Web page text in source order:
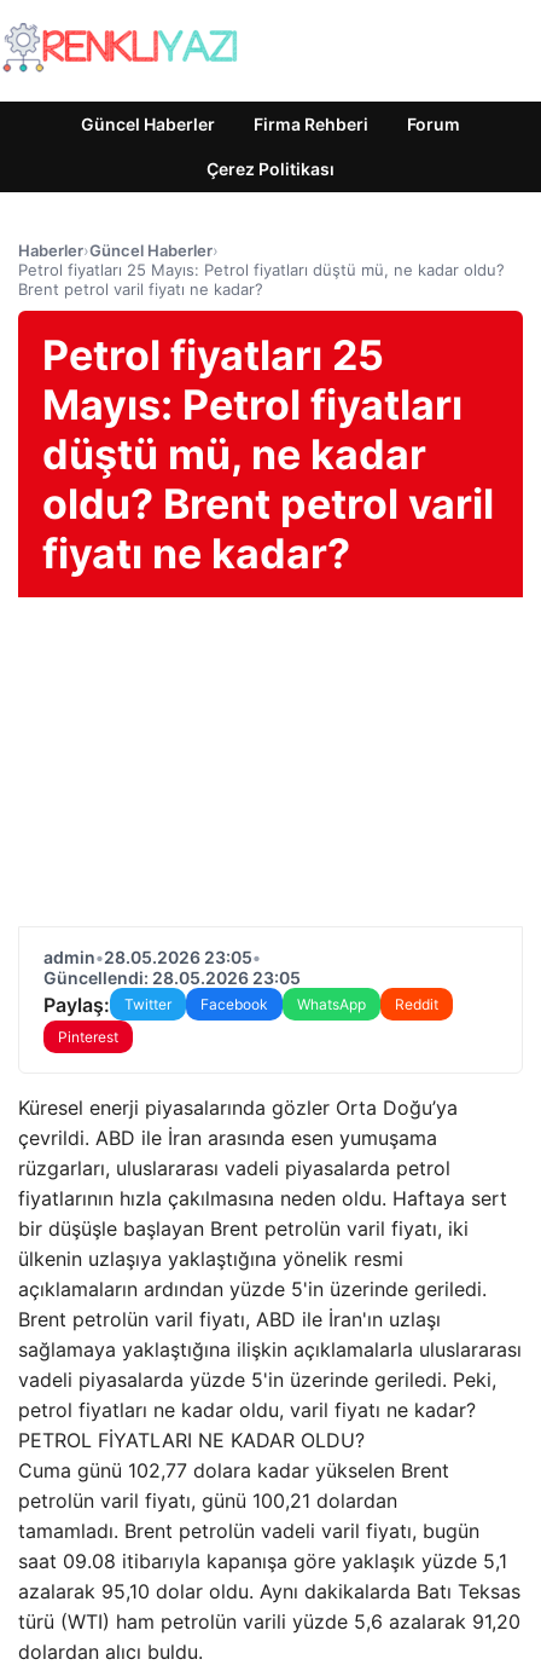
Güncel Haberler Firma Rehberi Forum
Çerez Politikası
Haberler›Güncel Haberler›
Petrol fiyatları 25 Mayıs: Petrol fiyatları düştü mü, ne kadar oldu?
Brent petrol varil fiyatı ne kadar?
Petrol fiyatları 25
Mayıs: Petrol fiyatları
düştü mü, ne kadar
oldu? Brent petrol varil
fiyatı ne kadar?
admin•28.05.2026 23:05•
Güncellendi: 28.05.2026 23:05
Paylaş: Twitter Facebook WhatsApp
Reddit
Pinterest
Küresel enerji piyasalarında gözler Orta Doğu’ya
çevrildi. ABD ile İran arasında esen yumuşama
rüzgarları, uluslararası vadeli piyasalarda petrol
fiyatlarının hızla çakılmasına neden oldu. Haftaya sert
bir düşüşle başlayan Brent petrolün varil fiyatı, iki
ülkenin uzlaşıya yaklaştığına yönelik resmi
açıklamaların ardından yüzde 5'in üzerinde geriledi.
Brent petrolün varil fiyatı, ABD ile İran'ın uzlaşı
sağlamaya yaklaştığına ilişkin açıklamalarla uluslararası
vadeli piyasalarda yüzde 5'in üzerinde geriledi. Peki,
petrol fiyatları ne kadar oldu, varil fiyatı ne kadar?
PETROL FİYATLARI NE KADAR OLDU?
Cuma günü 102,77 dolara kadar yükselen Brent
petrolün varil fiyatı, günü 100,21 dolardan
tamamladı. Brent petrolün vadeli varil fiyatı, bugün
saat 09.08 itibarıyla kapanışa göre yaklaşık yüzde 5,1
azalarak 95,10 dolar oldu. Aynı dakikalarda Batı Teksas
türü (WTI) ham petrolün varili yüzde 5,6 azalarak 91,20
dolardan alıcı buldu.